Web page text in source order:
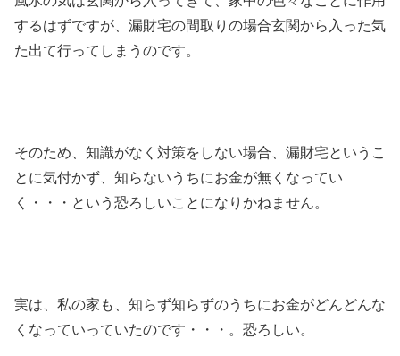
するはずですが、漏財宅の間取りの場合玄関から入った気
た出て行ってしまうのです。
そのため、知識がなく対策をしない場合、漏財宅というこ
とに気付かず、知らないうちにお金が無くなってい
く・・・という恐ろしいことになりかねません。
実は、私の家も、知らず知らずのうちにお金がどんどんな
くなっていっていたのです・・・。恐ろしい。